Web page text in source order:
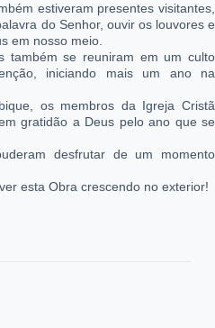
estiveram presentes visitantes,
do Senhor, ouvir os louvores e
em nosso meio.
também se reuniram em um culto
iniciando mais um ano na
os membros da Igreja Cristã
gratidão a Deus pelo ano que se
desfrutar de um momento
esta Obra crescendo no exterior!